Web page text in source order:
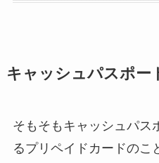
キャッシュパスポー
そもそもキャッシュパス
るプリペイドカードのこ